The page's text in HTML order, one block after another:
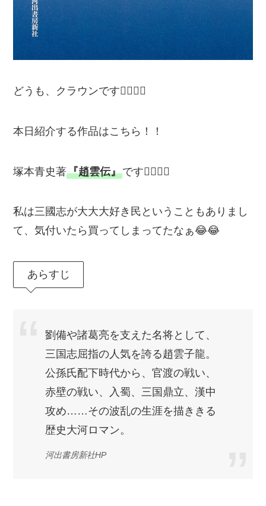
どうも、クラウンです🙋‍♂️🙋‍♂️
本日紹介する作品はこちら！！
塚本青史著『趙雲伝』です💁‍♂️💁‍♂️
私は三國志が大大大好き民ということもありまし
て、気付いたら買ってしまってたなぁ😂😂
あらすじ
劉備や諸葛亮を支えた名将として、
三国志屈指の人気を誇る趙雲子龍。
公孫氏配下時代から、官渡の戦い、
赤壁の戦い、入蜀、三国鼎立、漢中
攻め……その波乱の生涯を描ききる
歴史大河ロマン。
河出書房新社HP